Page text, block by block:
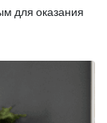
для оказания